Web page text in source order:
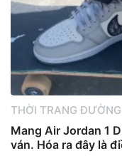
THỜI TRANG
Mang Air Jordan 1
ván. Hóa ra đây là